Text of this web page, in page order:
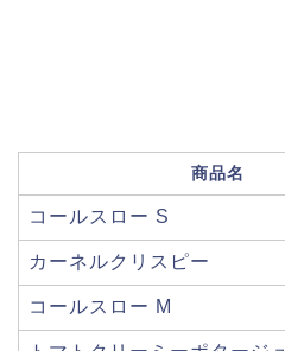
商品名
コールスロー S
カーネルクリスピー
コールスロー M